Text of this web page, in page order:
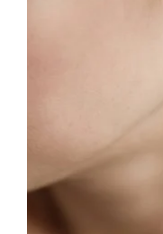
Jūsų el. paštas